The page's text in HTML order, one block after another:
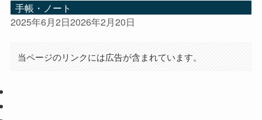
手帳・ノート
2025年6月2日2026年2月20日
当ページのリンクには広告が含まれています。